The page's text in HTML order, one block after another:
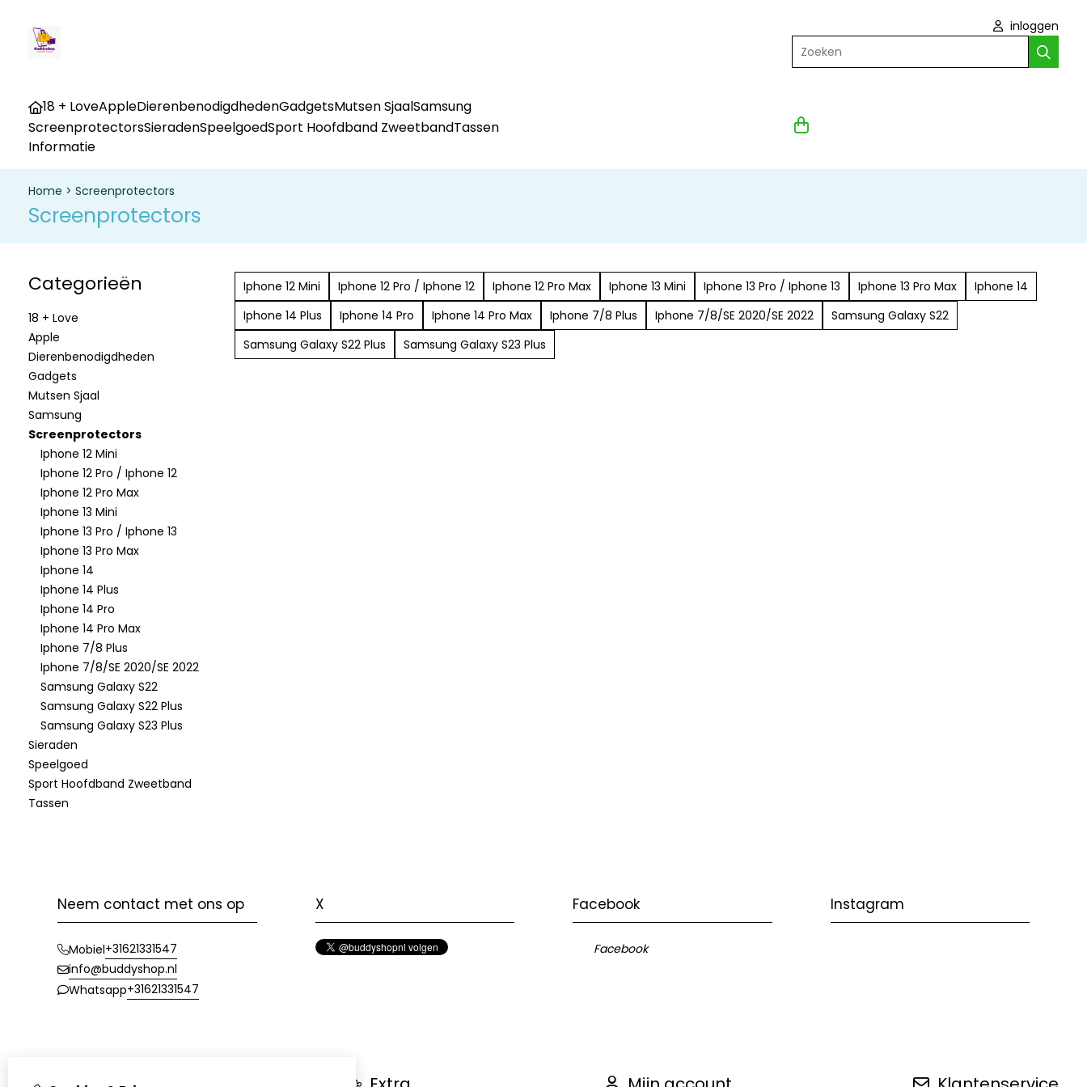
inloggen
Zoeken
18 + LoveAppleDierenbenodigdhedenGadgetsMutsen SjaalSamsung
ScreenprotectorsSieradenSpeelgoedSport Hoofdband ZweetbandTassen
Informatie
Home > Screenprotectors
Screenprotectors
Categorieën
18 + Love
Apple
Dierenbenodigdheden
Gadgets
Mutsen Sjaal
Samsung
Screenprotectors
Iphone 12 Mini
Iphone 12 Pro / Iphone 12
Iphone 12 Pro Max
Iphone 13 Mini
Iphone 13 Pro / Iphone 13
Iphone 13 Pro Max
Iphone 14
Iphone 14 Plus
Iphone 14 Pro
Iphone 14 Pro Max
Iphone 7/8 Plus
Iphone 7/8/SE 2020/SE 2022
Samsung Galaxy S22
Samsung Galaxy S22 Plus
Samsung Galaxy S23 Plus
Sieraden
Speelgoed
Sport Hoofdband Zweetband
Tassen
Iphone 12 Mini Iphone 12 Pro / Iphone 12 Iphone 12 Pro Max Iphone 13 Mini Iphone 13 Pro / Iphone 13 Iphone 13 Pro Max
Iphone 14
Iphone 14 Plus
Iphone 14 Pro Iphone 14 Pro Max Iphone 7/8 Plus Iphone 7/8/SE 2020/SE 2022
Samsung Galaxy S22
Samsung Galaxy S22 Plus
Samsung Galaxy S23 Plus
Neem contact met ons op
Mobiel+31621331547
info@buddyshop.nl
Whatsapp+31621331547
X Facebook
Facebook
Instagram